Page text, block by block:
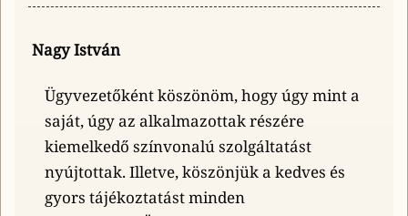
Nagy István
Ügyvezetőként köszönöm, hogy úgy mint a
saját, úgy az alkalmazottak részére
kiemelkedő színvonalú szolgáltatást
nyújtottak. Illetve, köszönjük a kedves és
gyors tájékoztatást minden